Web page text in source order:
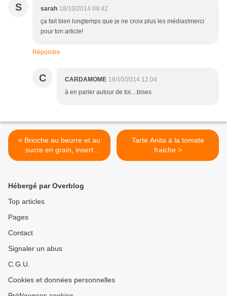
S sarah 18/10/2014 09:42
ça fait bien longtemps que je ne croix plus les médias!merci
pour ton article!
Répondre
C CARDAMOME 18/10/2014 12:04
à en parler autour de toi....bises
< Brioche au beurre et au
sucre en grain, insert
Praliné noir
Tarte Anita à la tomate
fraiche >
Hébergé par Overblog
Top articles
Pages
Contact
Signaler un abus
C.G.U.
Cookies et données personnelles